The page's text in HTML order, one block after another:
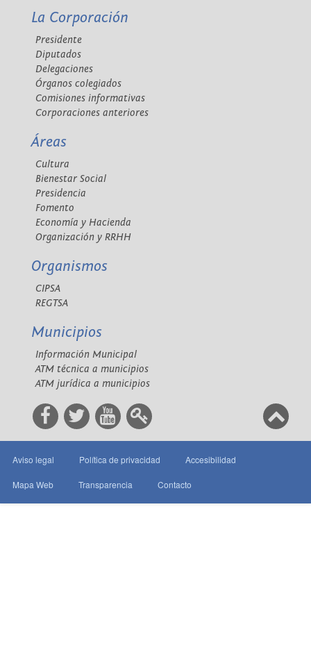
La Corporación
Presidente
Diputados
Delegaciones
Órganos colegiados
Comisiones informativas
Corporaciones anteriores
Áreas
Cultura
Bienestar Social
Presidencia
Fomento
Economía y Hacienda
Organización y RRHH
Organismos
CIPSA
REGTSA
Municipios
Información Municipal
ATM técnica a municipios
ATM jurídica a municipios
Aviso legal Política de privacidad Accesibilidad
Mapa Web Transparencia Contacto